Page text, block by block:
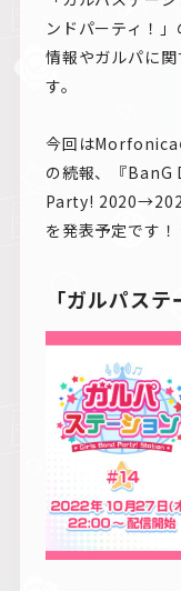
ンドパーティ！
情報やガルパに
す。
今回はMorfonica
の続報、『
Party!
を発表予定です
「ガルパス